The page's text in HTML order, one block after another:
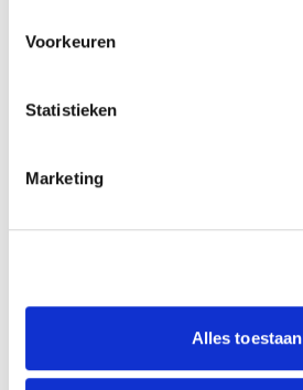
Voorkeuren
Statistieken
Marketing
Alles toestaan
Opbouw noodverlichting